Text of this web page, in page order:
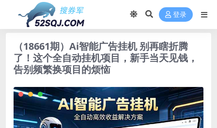
登录
（18661期）Ai智能广告挂机 别再瞎折腾
了！这个全自动挂机项目，新手当天见钱，
告别频繁换项目的烦恼